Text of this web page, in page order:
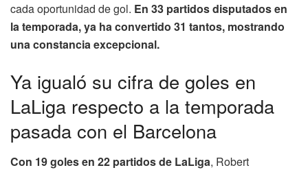
cada oportunidad de gol. En 33 partidos disputados en
la temporada, ya ha convertido 31 tantos, mostrando
una constancia excepcional.
Ya igualó su cifra de goles en
LaLiga respecto a la temporada
pasada con el Barcelona
Con 19 goles en 22 partidos de LaLiga, Robert